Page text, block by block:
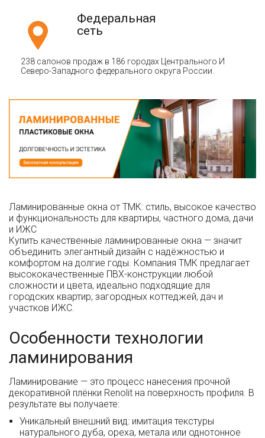
Федеральная
сеть
238 салонов продаж в 186 городах Центрального И
Северо-Западного федерального округа России.
Ламинированные окна от ТМК: стиль, высокое качество
и функциональность для квартиры, частного дома, дачи
и ИЖС
Купить качественные ламинированные окна — значит
объединить элегантный дизайн с надёжностью и
комфортом на долгие годы. Компания ТМК предлагает
высококачественные ПВХ-конструкции любой
сложности и цвета, идеально подходящие для
городских квартир, загородных коттеджей, дач и
участков ИЖС.
Особенности технологии
ламинирования
Ламинирование — это процесс нанесения прочной
декоративной плёнки Renolit на поверхность профиля. В
результате вы получаете:
Уникальный внешний вид: имитация текстуры
натурального дуба, ореха, метала или однотонное